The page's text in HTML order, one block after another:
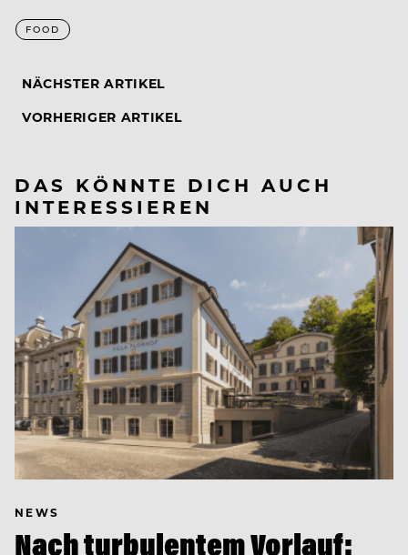
FOOD
NÄCHSTER ARTIKEL
VORHERIGER ARTIKEL
DAS KÖNNTE DICH AUCH
INTERESSIEREN
NEWS
Nach turbulentem Vorlauf: